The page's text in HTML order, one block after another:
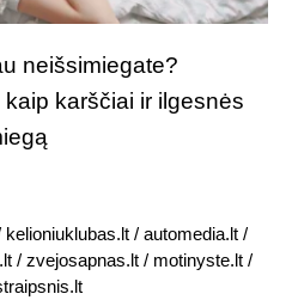
neišsimiegate?
karščiai ir ilgesnės
kelioniuklubas.lt/ automedia.lt/
/ zvejosapnas.lt/ motinyste.lt/